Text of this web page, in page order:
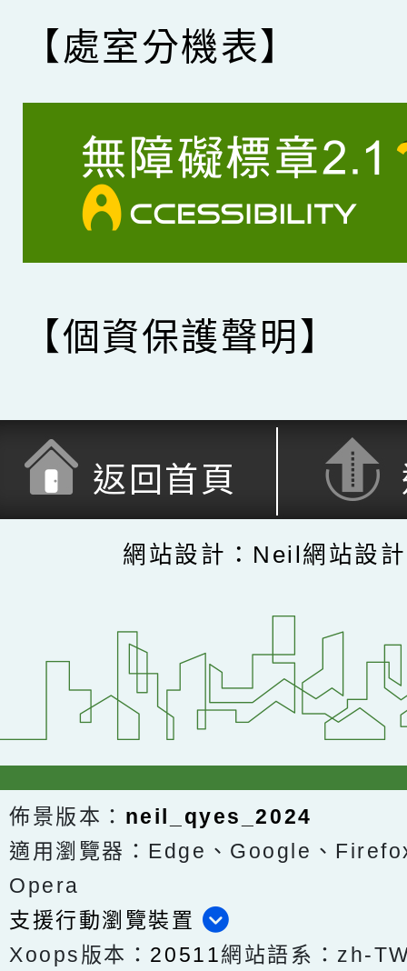
【處室分機表】
【個資保護聲明】
返回首頁
網站設計：Neil網站設
佈景版本： neil_qyes_2024
適用瀏覽器：Edge、Google、
Opera
支援行動瀏覽裝置
Xoops版本： 20511網站語系：zh-